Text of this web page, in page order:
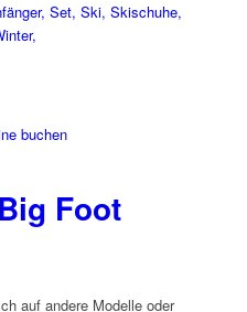
Set, Ski, Skischuhe,
Foot
auf andere Modelle oder